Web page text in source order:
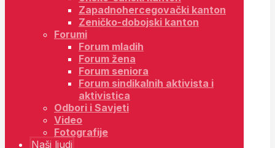
Zapadnohercegovački kanton
Zeničko-dobojski kanton
Forumi
Forum mladih
Forum žena
Forum seniora
Forum sindikalnih aktivista i
aktivistica
Odbori i Savjeti
Video
Fotografije
Naši ljudi